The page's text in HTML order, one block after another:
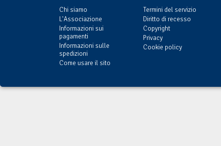
Chi siamo
L'Associazione
Informazioni sui
pagamenti
Informazioni sulle
spedizioni
Come usare il sito
Termini del servizio
Diritto di recesso
Copyright
Privacy
Cookie policy